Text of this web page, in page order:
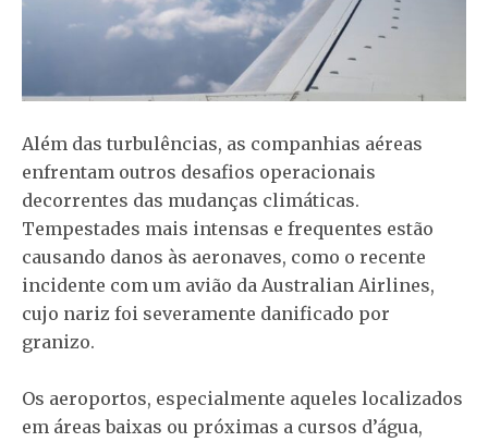
Além das turbulências, as companhias aéreas
enfrentam outros desafios operacionais
decorrentes das mudanças climáticas.
Tempestades mais intensas e frequentes estão
causando danos às aeronaves, como o recente
incidente com um avião da Australian Airlines,
cujo nariz foi severamente danificado por
granizo.
Os aeroportos, especialmente aqueles localizados
em áreas baixas ou próximas a cursos d’água,